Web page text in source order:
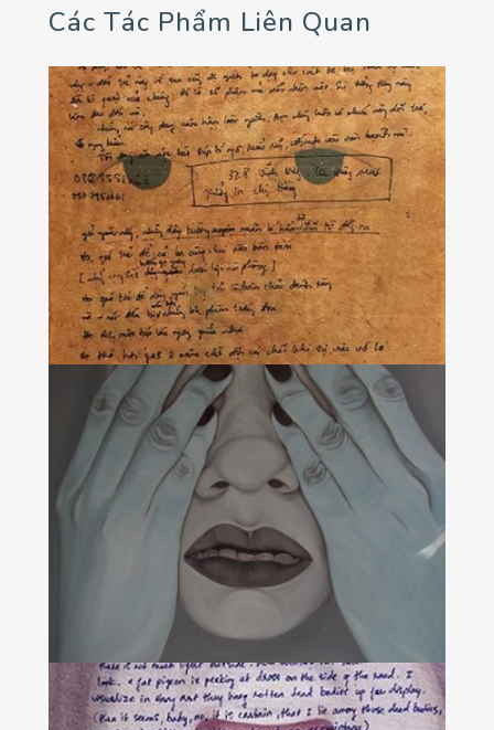
Các Tác Phẩm Liên Quan